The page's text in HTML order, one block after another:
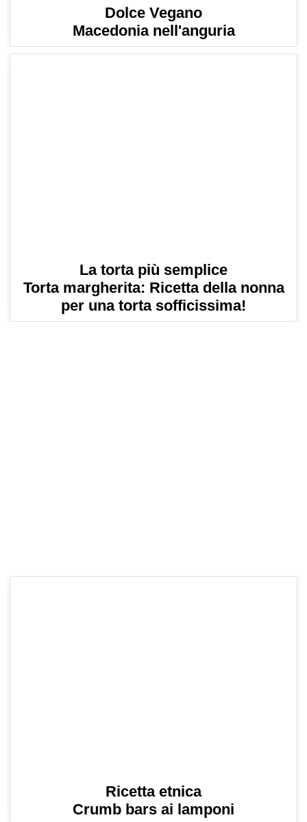
Dolce Vegano
Macedonia nell'anguria
La torta più semplice
Torta margherita: Ricetta della nonna
per una torta sofficissima!
Ricetta etnica
Crumb bars ai lamponi